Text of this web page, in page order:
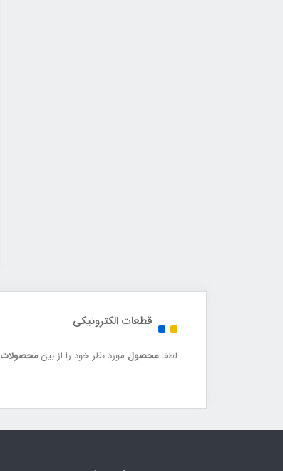
قطعات الکترونیکی
لطفامحصول مورد نظر خود را از بینمحصولات